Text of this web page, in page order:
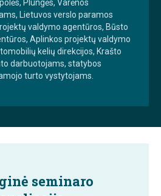
Plungės, Varėnos
Lietuvos verslo paramos
valdymo agentūros, Būsto
Aplinkos projektų valdymo
kelių direkcijos, Krašto
darbuotojams, statybos
turto vystytojams.
seminaro